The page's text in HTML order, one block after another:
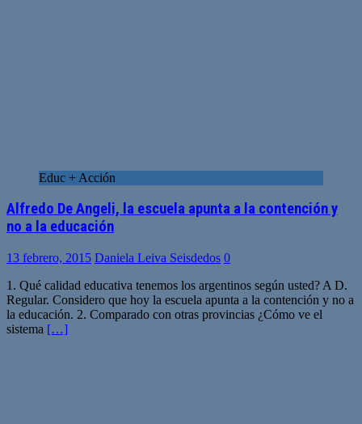
Educ + Acción
Alfredo De Angeli, la escuela apunta a la contención y
no a la educación
13 febrero, 2015 Daniela Leiva Seisdedos 0
1. Qué calidad educativa tenemos los argentinos según usted? A D.
Regular. Considero que hoy la escuela apunta a la contención y no a
la educación. 2. Comparado con otras provincias ¿Cómo ve el
sistema […]